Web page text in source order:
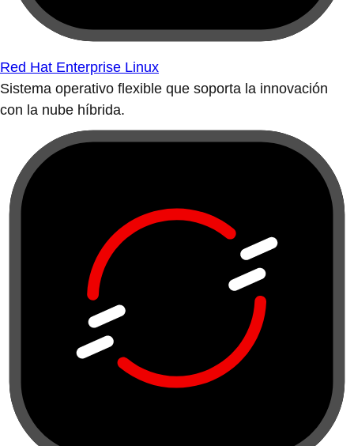
Red Hat Enterprise Linux
Sistema operativo flexible que soporta la innovación
con la nube híbrida.